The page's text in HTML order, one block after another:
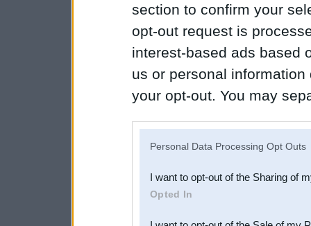
section to confirm your
opt-out request is
interest-based ads based
us or personal
your opt-out. You may
Downstream Participants
third parties.
Personal Data Processing Opt Outs
I want to opt-out of the Sharing of
Opted In